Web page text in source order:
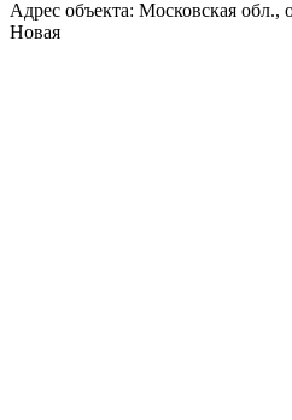
Адрес объекта: Московская
Новая